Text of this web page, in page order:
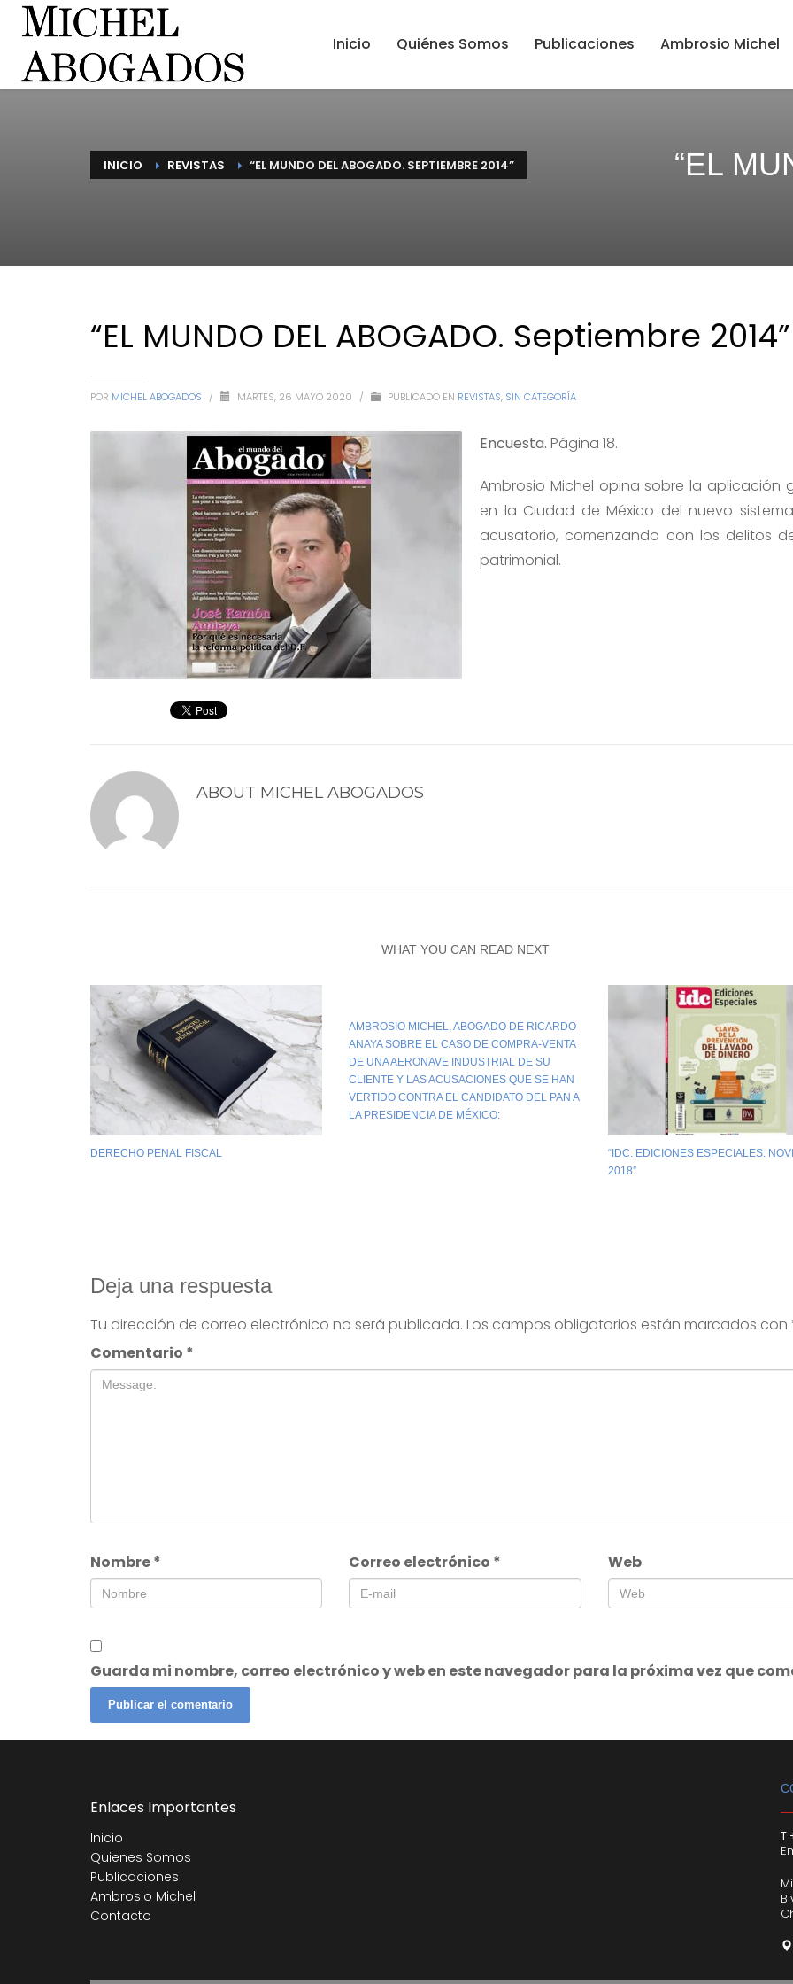
Inicio Quiénes Somos Publicaciones Ambrosio Michel
INICIO REVISTAS “EL MUNDO DEL ABOGADO. SEPTIEMBRE 2014” “EL
“EL MUNDO DEL ABOGADO. Septiembre 2014”
POR MICHEL ABOGADOS / MARTES, 26 MAYO 2020 / PUBLICADO EN REVISTAS, SIN CATEGORÍA
Encuesta. Página 18.
Ambrosio Michel opina sobre la aplicación
en la Ciudad de México del nuevo
acusatorio, comenzando con los delitos
patrimonial.
ABOUT MICHEL ABOGADOS
WHAT YOU CAN READ NEXT
DERECHO PENAL FISCAL
AMBROSIO MICHEL, ABOGADO DE RICARDO
ANAYA SOBRE EL CASO DE COMPRA-VENTA
DE UNA AERONAVE INDUSTRIAL DE SU
CLIENTE Y LAS ACUSACIONES QUE SE HAN
VERTIDO CONTRA EL CANDIDATO DEL PAN A
LA PRESIDENCIA DE MÉXICO:
“IDC. EDICIONES ESPECIALES.
2018”
Deja una respuesta
Tu dirección de correo electrónico no será publicada. Los campos obligatorios están marcados con
Comentario *
Nombre* Correo electrónico * Web
Guarda mi nombre, correo electrónico y web en este navegador para la próxima vez que
Enlaces Importantes
Inicio
Quienes Somos
Publicaciones
Ambrosio Michel
Contacto
T